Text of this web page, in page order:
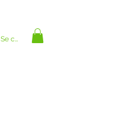
Se connecter